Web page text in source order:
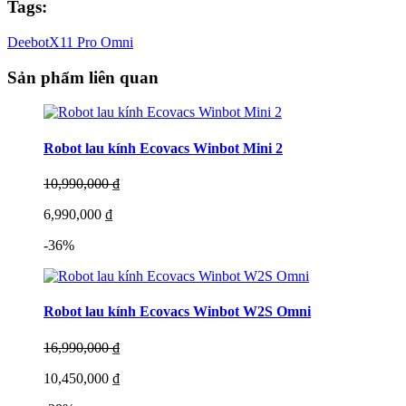
Tags:
DeebotX11 Pro Omni
Sản phẩm liên quan
Robot lau kính Ecovacs Winbot Mini 2
10,990,000 ₫
6,990,000 ₫
-36%
Robot lau kính Ecovacs Winbot W2S Omni
16,990,000 ₫
10,450,000 ₫